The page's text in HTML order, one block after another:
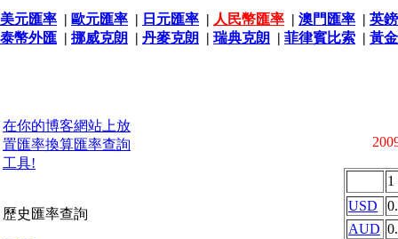
美元匯率 | 歐元匯率 | 日元匯率 | 人民幣匯率 | 澳門匯率 | 英
泰幣外匯 | 挪威克朗 | 丹麥克朗 | 瑞典克朗 | 菲律賓比索 | 黃
在你的博客網站上放
置匯率換算匯率查詢
工具!
歷史匯率查詢
1
USD
AUD